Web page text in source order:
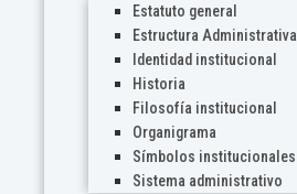
Estatuto general
Estructura Administrativa
Identidad institucional
Historia
Filosofía institucional
Organigrama
Símbolos institucionales
Sistema administrativo